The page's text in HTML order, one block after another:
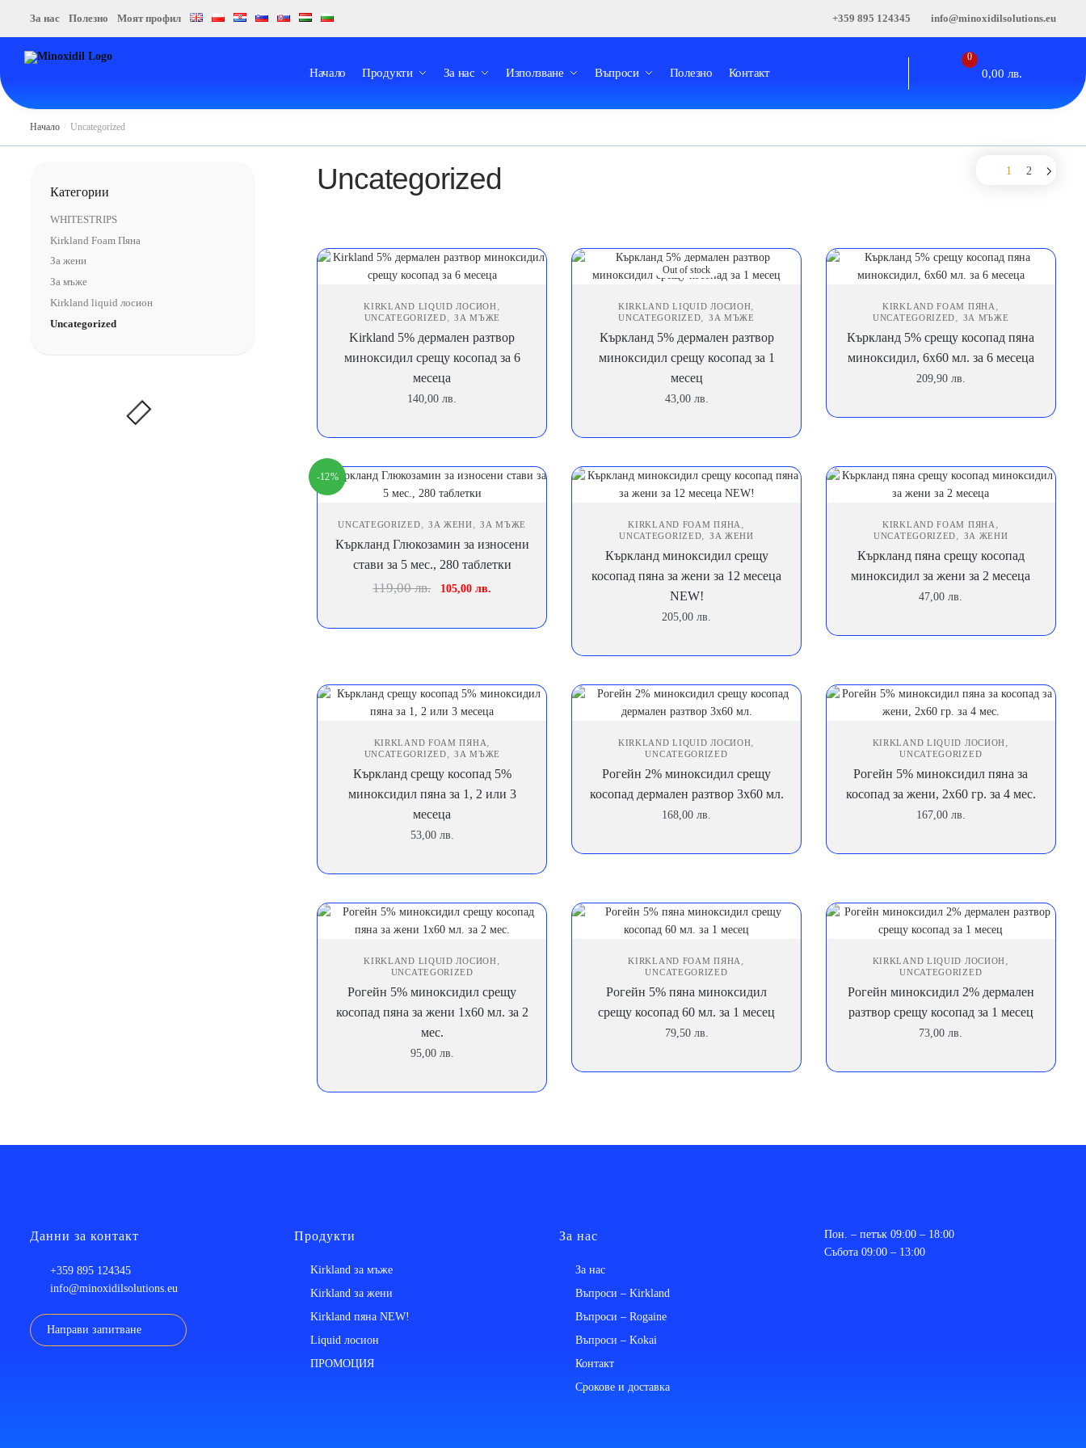
За нас Полезно Моят профил +359 895 124345 info@minoxidilsolutions.eu
Начало Продукти За нас Използване Въпроси Полезно Контакт 0,00 лв.
0
Начало Uncategorized
Uncategorized 1 2
KIRKLAND LIQUID ЛОСИОН,
UNCATEGORIZED,ЗА МЪЖЕ
Kirkland 5% дермален разтвор
миноксидил срещу косопад за 6
месеца
140,00лв.
Out of stock
KIRKLAND LIQUID ЛОСИОН,
UNCATEGORIZED, ЗА МЪЖЕ
Къркланд 5% дермален разтвор
миноксидил срещу косопад за 1
мeсец
43,00 лв.
KIRKLAND FOAM ПЯНА ,
UNCATEGORIZED, ЗА МЪЖЕ
Къркланд 5% срещу косопад пяна
миноксидил, 6х60 мл. за 6 месеца
209,90 лв.
-12%
UNCATEGORIZED, ЗА ЖЕНИ,ЗА МЪЖЕ
Къркланд Глюкозамин за износени
стави за 5 мес., 280 таблетки
119,00лв.
Original
105,00лв.
KIRKLAND FOAM ПЯНА ,
UNCATEGORIZED, ЗА ЖЕНИ
Къркланд миноксидил срещу
косопад пяна за жени за 12 месеца
NEW!
205,00 лв.
KIRKLAND FOAM ПЯНА ,
UNCATEGORIZED, ЗА ЖЕНИ
Къркланд пяна срещу косопад
миноксидил за жени за 2 месеца
47,00лв.
KIRKLAND FOAM ПЯНА,
UNCATEGORIZED,ЗА МЪЖЕ
Къркланд срещу косопад 5%
миноксидил пяна за 1, 2 или 3
месеца
53,00 лв.
KIRKLAND LIQUID ЛОСИОН,
UNCATEGORIZED
Рогейн 2% миноксидил срещу
косопад дермален разтвор 3х60 мл.
168,00 лв.
KIRKLAND LIQUID ЛОСИОН,
UNCATEGORIZED
Рогейн 5% миноксидил пяна за
косопад за жени, 2х60 гр. за 4 мес.
167,00 лв.
KIRKLAND LIQUID ЛОСИОН,
UNCATEGORIZED
Рогейн 5% миноксидил срещу
косопад пяна за жени 1х60 мл. за 2
мeс.
95,00 лв.
KIRKLAND FOAM ПЯНА ,
UNCATEGORIZED
Рогейн 5% пяна миноксидил
срещу косопад 60 мл. за 1 месец
79,50 лв.
KIRKLAND LIQUID ЛОСИОН,
UNCATEGORIZED
Рогейн миноксидил 2% дермален
разтвор срещу косопад за 1 месец
73,00лв.
Категории
WHITESTRIPS
Kirkland Foam Пяна
За жени
За мъже
Kirkland liquid лосион
Uncategorized
Данни за контакт
+359 895 124345
info@minoxidilsolutions.eu
Направи запитване
Продукти
Kirkland за мъже
Kirkland за жени
Kirkland пяна NEW!
Liquid лосион
ПРОМОЦИЯ
За нас
За нас
Въпроси – Kirkland
Въпроси – Rogaine
Въпроси – Kokai
Контакт
Срокове и доставка
Пон. – петък 09:00 – 18:00
Събота 09:00 – 13:00